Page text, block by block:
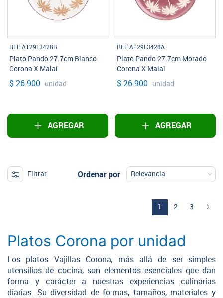
REF A129L3428B
Plato Pando 27.7cm Blanco
Corona X Malai
$ 26.900 unidad
AGREGAR
REF A129L3428A
Plato Pando 27.7cm Morado
Corona X Malai
$ 26.900 unidad
AGREGAR
Filtrar Ordenar por
1 (current)
2 3
Platos Corona por unidad
Los platos Vajillas Corona, más allá de ser simples
utensilios de cocina, son elementos esenciales que dan
forma y carácter a nuestras experiencias culinarias
diarias. Su diversidad de formas, tamaños, materiales y